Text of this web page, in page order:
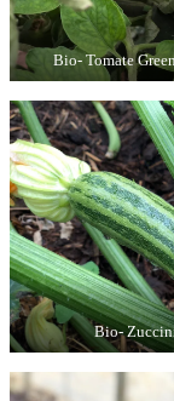
Bio- Tomate
Bio-